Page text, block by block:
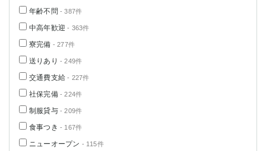
年齢不問 - 387件
中高年歓迎 - 363件
寮完備 - 277件
送りあり - 249件
交通費支給 - 227件
社保完備- 224件
制服貸与- 209件
食事つき - 167件
ニューオープン - 115件
柏（東口）
茂原
八千代台
東金
栃木県
宇都宮
東武宇都宮（宇都宮西口）